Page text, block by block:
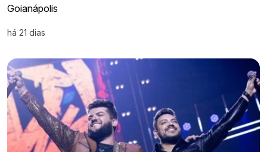
Goianápolis
há 21 dias